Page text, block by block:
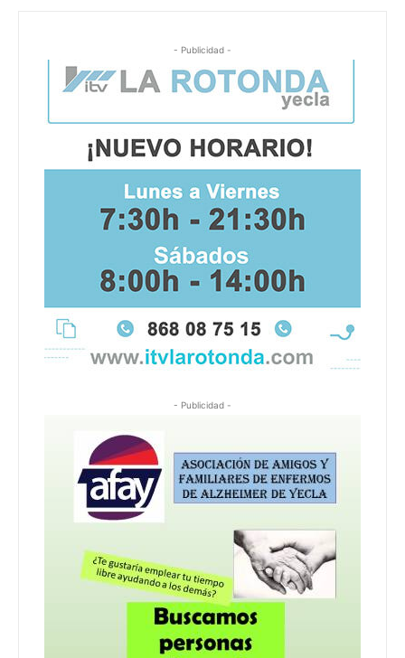
- Publicidad -
- Publicidad -